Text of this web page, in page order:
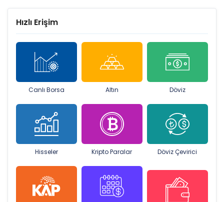
Hızlı Erişim
Canlı Borsa Altın Döviz
Hisseler Kripto Paralar Döviz Çevirici